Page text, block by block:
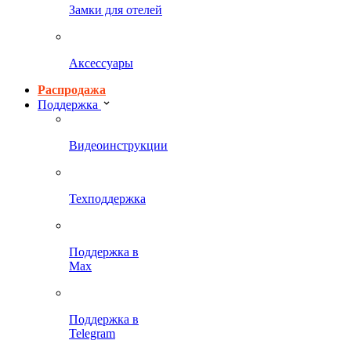
Замки для отелей
Аксессуары
Распродажа
Поддержка
Видеоинструкции
Техподдержка
Поддержка в
Max
Поддержка в
Telegram